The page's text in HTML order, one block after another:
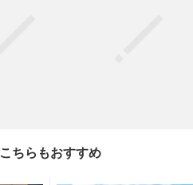
こちらもおすすめ